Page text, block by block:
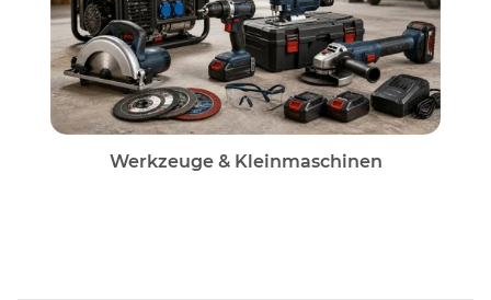
Werkzeuge & Kleinmaschinen